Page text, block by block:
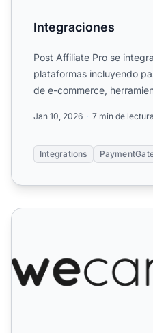
Integraciones
Post Affiliate Pro se
plataformas incluyendo
de e-commerce,
Jan 10, 2026 7 min de lectura
Integrations
We Can Track